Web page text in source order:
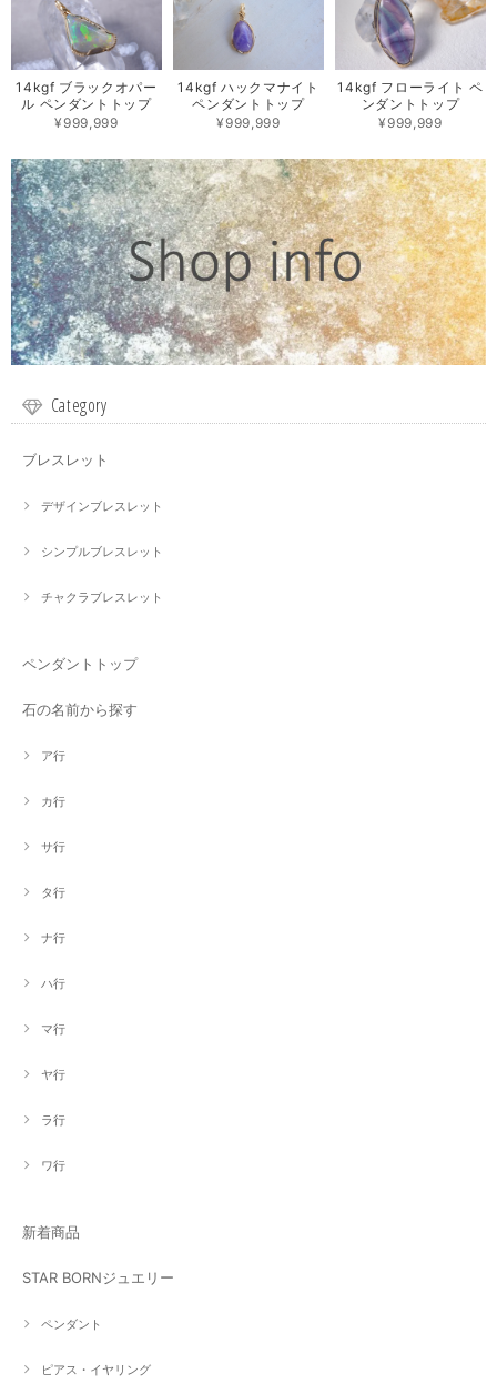
14kgf ブラックオパー
ル ペンダントトップ
¥999,999
14kgf ハックマナイト
ペンダントトップ
¥999,999
14kgf フローライト ペ
ンダントトップ
¥999,999
Category
ブレスレット
デザインブレスレット
シンプルブレスレット
チャクラブレスレット
ペンダントトップ
石の名前から探す
ア行
カ行
サ行
タ行
ナ行
ハ行
マ行
ヤ行
ラ行
ワ行
新着商品
STAR BORNジュエリー
ペンダント
ピアス・イヤリング